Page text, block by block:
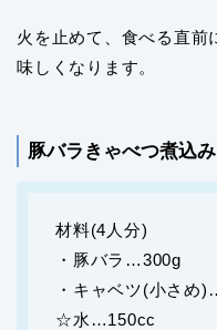
火を止めて、食べる直前
味しくなります。
豚バラきゃべつ煮込み
材料(4人分)
・豚バラ…300g
・キャベツ(小さめ
☆水…150cc